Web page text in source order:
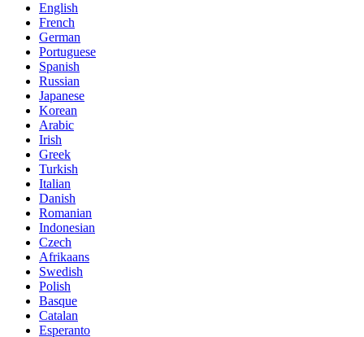
English
French
German
Portuguese
Spanish
Russian
Japanese
Korean
Arabic
Irish
Greek
Turkish
Italian
Danish
Romanian
Indonesian
Czech
Afrikaans
Swedish
Polish
Basque
Catalan
Esperanto